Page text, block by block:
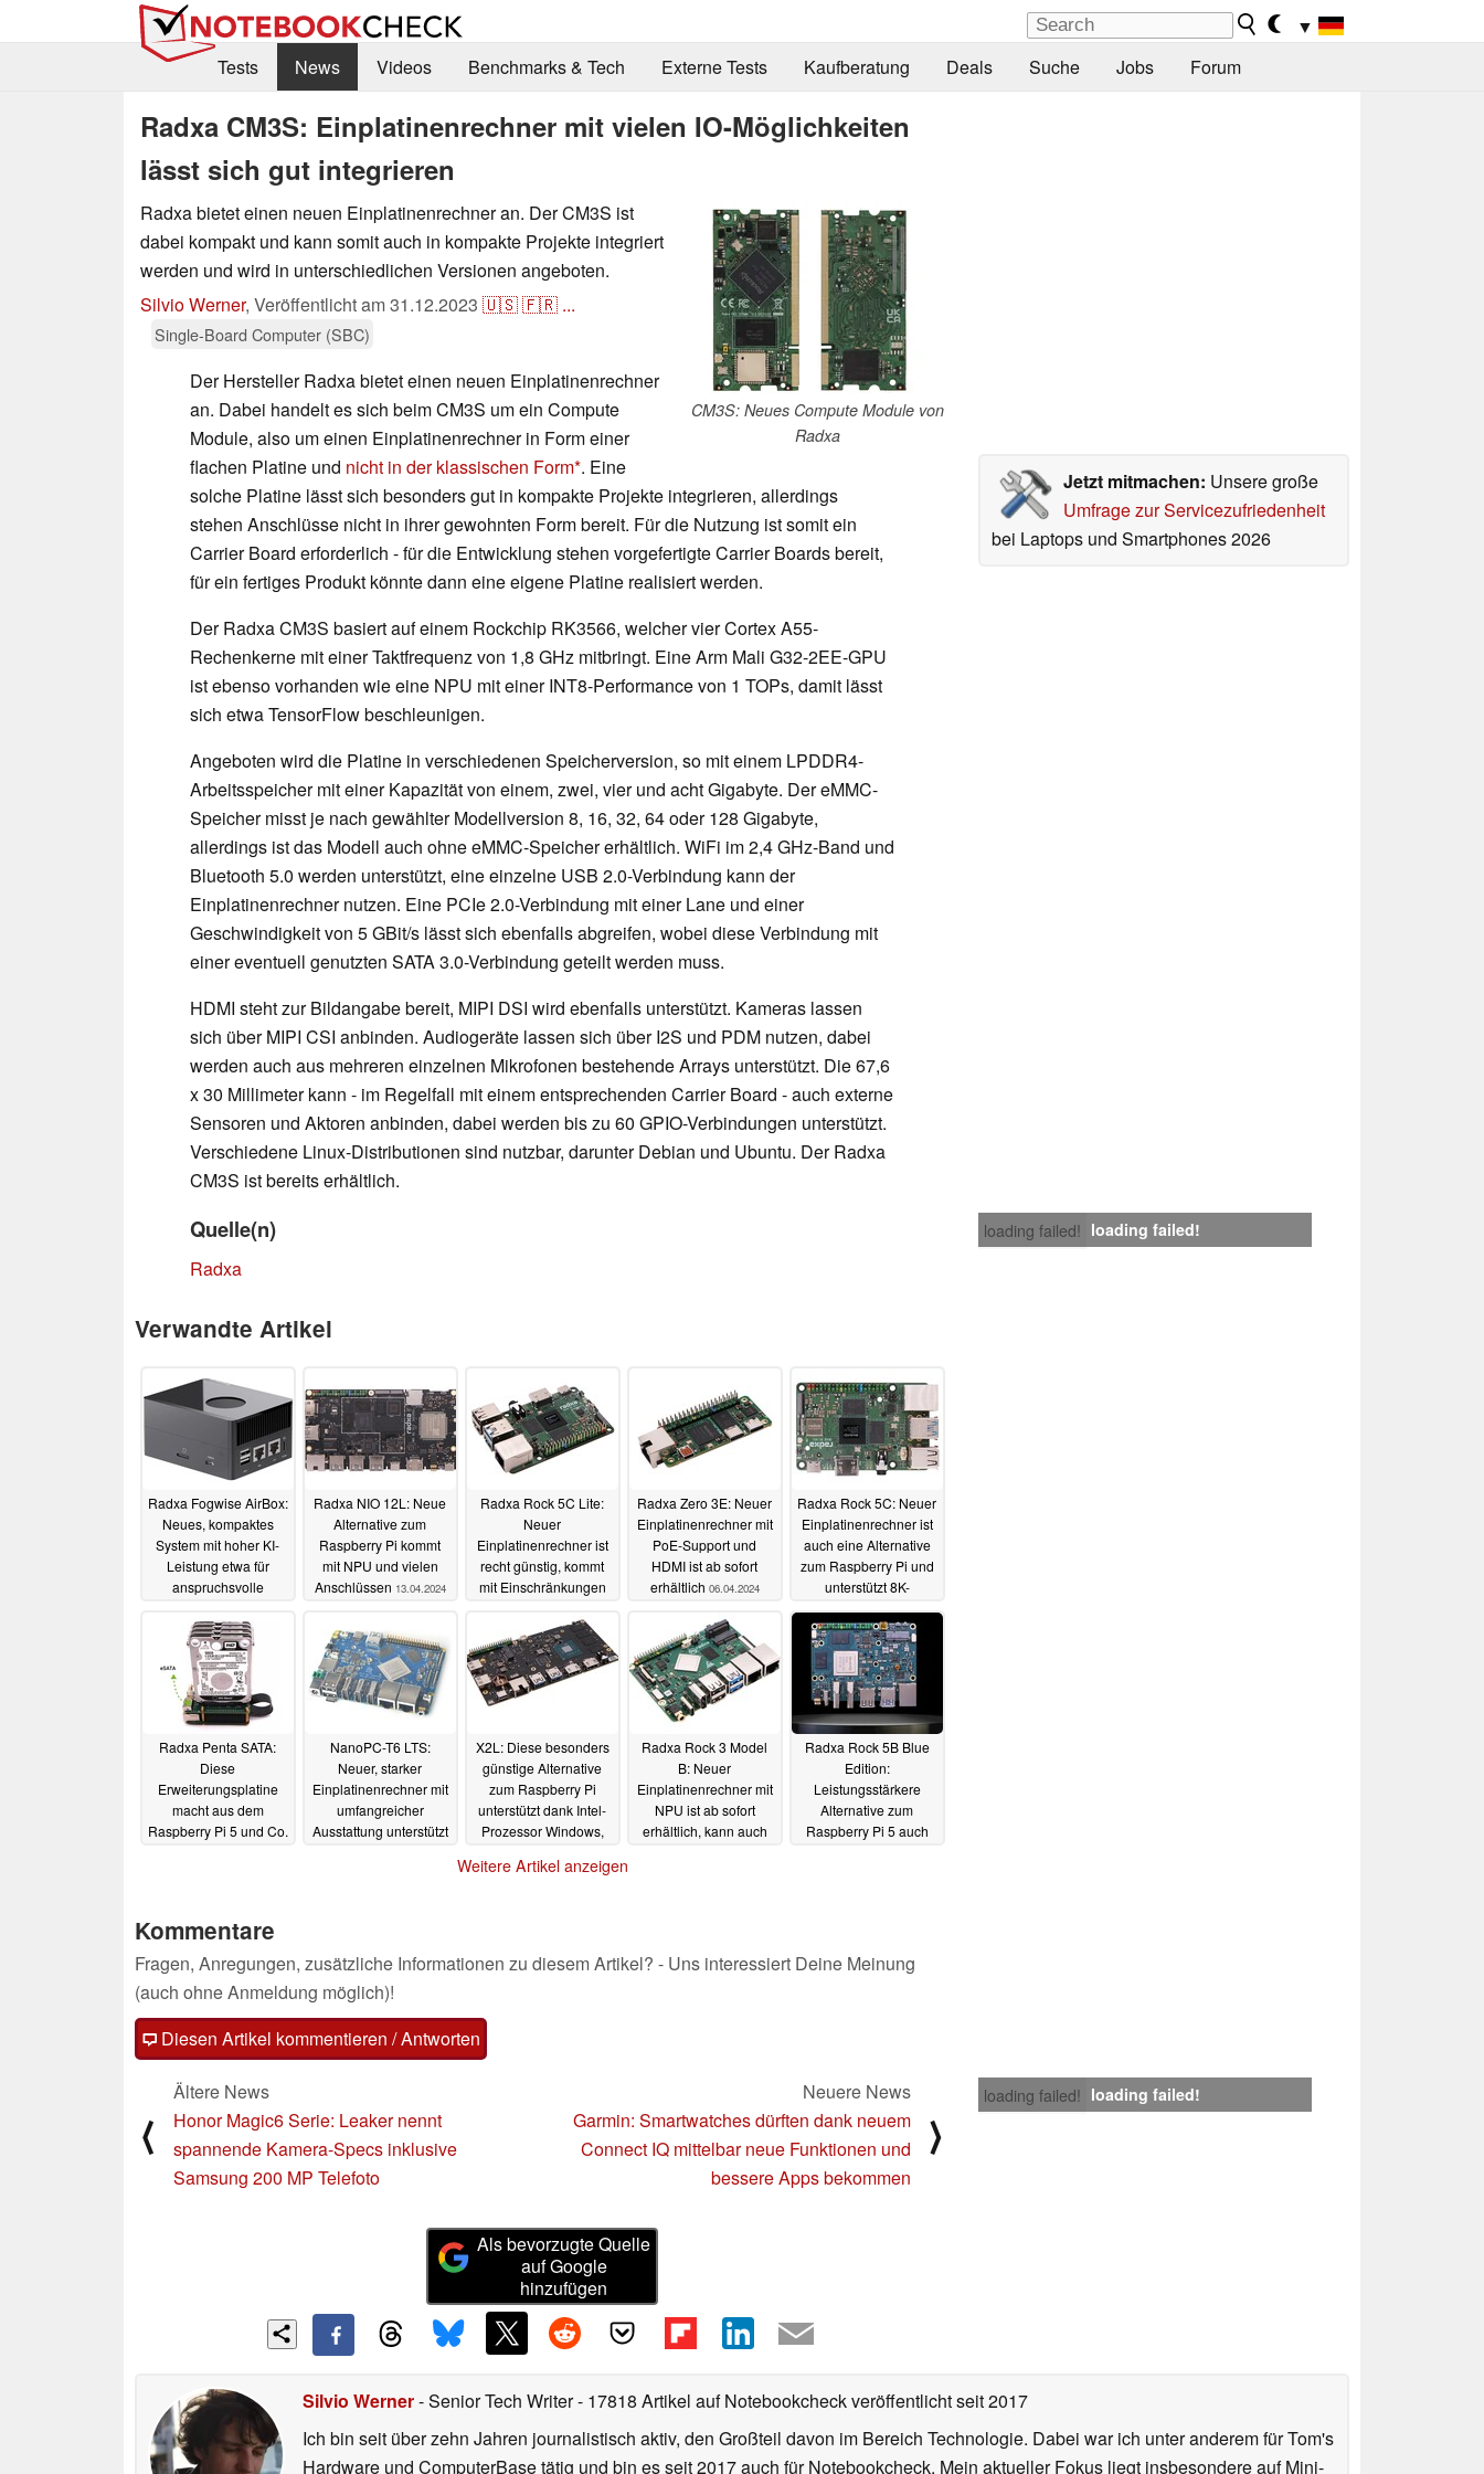
▼
Tests
News Videos Benchmarks & Tech Externe Tests Kaufberatung Deals Suche Jobs Forum
Radxa CM3S: Einplatinenrechner mit vielen IO-Möglichkeiten
lässt sich gut integrieren
CM3S: Neues Compute Module von
Radxa
Radxa bietet einen neuen Einplatinenrechner an. Der CM3S ist
dabei kompakt und kann somit auch in kompakte Projekte integriert
werden und wird in unterschiedlichen Versionen angeboten.
Silvio Werner, Veröffentlicht am31.12.2023 🇺🇸🇫🇷 ...
Single-Board Computer (SBC)
Jetzt mitmachen: Unsere große
Umfrage zur Servicezufriedenheit
bei Laptops und Smartphones 2026
Der Hersteller Radxa bietet einen neuen Einplatinenrechner
an. Dabei handelt es sich beim CM3S um ein Compute
Module, also um einen Einplatinenrechner in Form einer
flachen Platine und nicht in der klassischen Form . Eine
solche Platine lässt sich besonders gut in kompakte Projekte integrieren, allerdings
stehen Anschlüsse nicht in ihrer gewohnten Form bereit. Für die Nutzung ist somit ein
Carrier Board erforderlich - für die Entwicklung stehen vorgefertigte Carrier Boards bereit,
für ein fertiges Produkt könnte dann eine eigene Platine realisiert werden.
Der Radxa CM3S basiert auf einem Rockchip RK3566, welcher vier Cortex A55-
Rechenkerne mit einer Taktfrequenz von 1,8 GHz mitbringt. Eine Arm Mali G32-2EE-GPU
ist ebenso vorhanden wie eine NPU mit einer INT8-Performance von 1 TOPs, damit lässt
sich etwa TensorFlow beschleunigen.
Angeboten wird die Platine in verschiedenen Speicherversion, so mit einem LPDDR4-
Arbeitsspeicher mit einer Kapazität von einem, zwei, vier und acht Gigabyte. Der eMMC-
Speicher misst je nach gewählter Modellversion 8, 16, 32, 64 oder 128 Gigabyte,
allerdings ist das Modell auch ohne eMMC-Speicher erhältlich. WiFi im 2,4 GHz-Band und
Bluetooth 5.0 werden unterstützt, eine einzelne USB 2.0-Verbindung kann der
Einplatinenrechner nutzen. Eine PCIe 2.0-Verbindung mit einer Lane und einer
Geschwindigkeit von 5 GBit/s lässt sich ebenfalls abgreifen, wobei diese Verbindung mit
einer eventuell genutzten SATA 3.0-Verbindung geteilt werden muss.
HDMI steht zur Bildangabe bereit, MIPI DSI wird ebenfalls unterstützt. Kameras lassen
sich über MIPI CSI anbinden. Audiogeräte lassen sich über I2S und PDM nutzen, dabei
werden auch aus mehreren einzelnen Mikrofonen bestehende Arrays unterstützt. Die 67,6
x 30 Millimeter kann - im Regelfall mit einem entsprechenden Carrier Board - auch externe
Sensoren und Aktoren anbinden, dabei werden bis zu 60 GPIO-Verbindungen unterstützt.
Verschiedene Linux-Distributionen sind nutzbar, darunter Debian und Ubuntu. Der Radxa
CM3S ist bereits erhältlich.
loading failed! loading failed!
Quelle(n)
Radxa
Verwandte Artikel
Radxa Fogwise AirBox:
Neues, kompaktes
System mit hoher KI-
Leistung etwa für
anspruchsvolle
KI-Anwendungen
22.04.2024
Radxa NIO 12L: Neue
Alternative zum
Raspberry Pi kommt
mit NPU und vielen
Anschlüssen 13.04.2024
Radxa Rock 5C Lite:
Neuer
Einplatinenrechner ist
recht günstig, kommt
mit Einschränkungen
Radxa Zero 3E: Neuer
Einplatinenrechner mit
PoE-Support und
HDMI ist ab sofort
erhältlich 06.04.2024
Radxa Rock 5C: Neuer
Einplatinenrechner ist
auch eine Alternative
zum Raspberry Pi und
unterstützt 8K-
02.04.2024
Radxa Penta SATA:
Diese
Erweiterungsplatine
macht aus dem
Raspberry Pi 5 und Co.
NanoPC-T6 LTS:
Neuer, starker
Einplatinenrechner mit
umfangreicher
Ausstattung unterstützt
X2L: Diese besonders
günstige Alternative
zum Raspberry Pi
unterstützt dank Intel-
Prozessor Windows,
und Raspberry Pi-Chip
Radxa Rock 3 Model
B: Neuer
Einplatinenrechner mit
NPU ist ab sofort
erhältlich, kann auch
Radxa Rock 5B Blue
Edition:
Leistungsstärkere
Alternative zum
Raspberry Pi 5 auch
Weitere Artikel anzeigen
Kommentare
Fragen, Anregungen, zusätzliche Informationen zu diesem Artikel? - Uns interessiert Deine Meinung
(auch ohne Anmeldung möglich)!
Diesen Artikel kommentieren / Antworten
loading failed! loading failed!
⟨
Ältere News
Honor Magic6 Serie: Leaker nennt
spannende Kamera-Specs inklusive
Samsung 200 MP Telefoto
Neuere News
Garmin: Smartwatches dürften dank neuem
Connect IQ mittelbar neue Funktionen und
bessere Apps bekommen
⟩
Als bevorzugte Quelle
auf Google
hinzufügen
Silvio Werner- Senior Tech Writer- 17818 Artikel auf Notebookcheck veröffentlichtseit 2017
Ich bin seit über zehn Jahren journalistisch aktiv, den Großteil davon im Bereich Technologie. Dabei war ich unter anderem für Tom's
Hardware und ComputerBase tätig und bin es seit 2017 auch für Notebookcheck. Mein aktueller Fokus liegt insbesondere auf Mini-